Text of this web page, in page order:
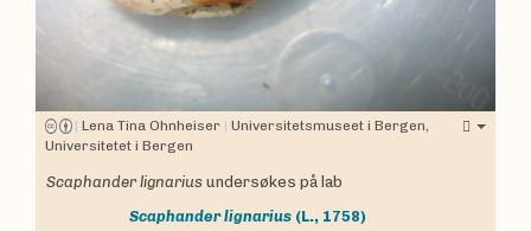
| Lena Tina Ohnheiser | Universitetsmuseet i Bergen,
Universitetet i Bergen
Scaphander lignarius undersøkes på lab
Scaphander lignarius (L., 1758)